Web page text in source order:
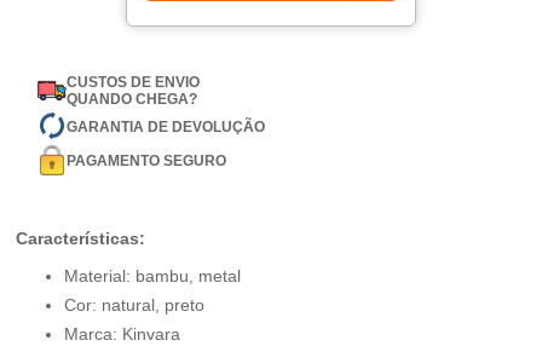
CUSTOS DE ENVIO
QUANDO CHEGA?
GARANTIA DE DEVOLUÇÃO
PAGAMENTO SEGURO
Características:
Material: bambu, metal
Cor: natural, preto
Marca: Kinvara